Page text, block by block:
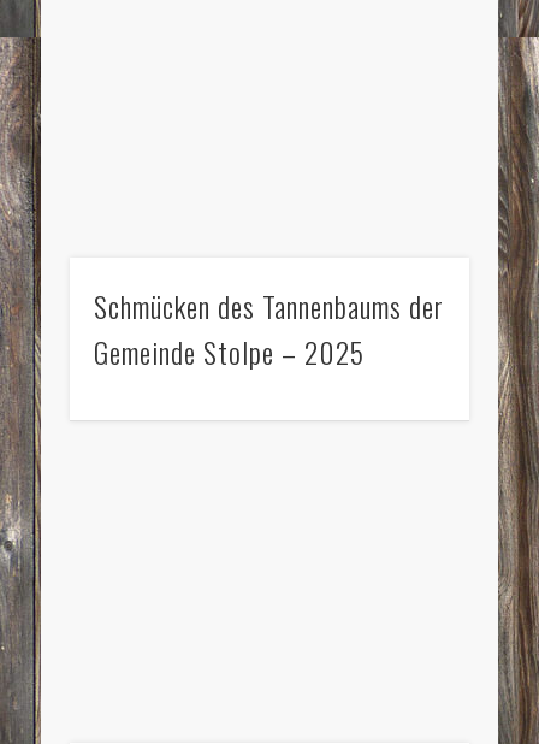
Schmücken des Tannenbaums der
Gemeinde Stolpe – 2025